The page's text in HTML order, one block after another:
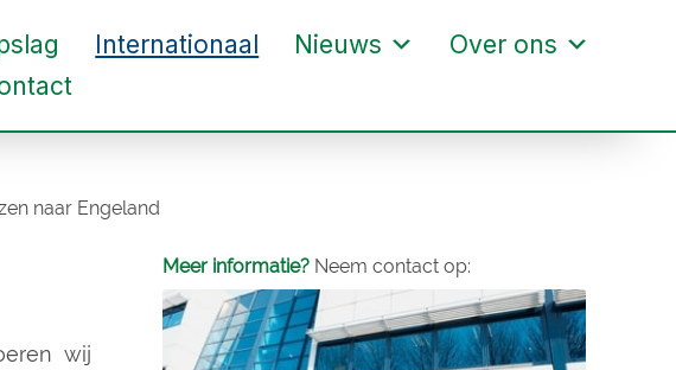
Internationaal Nieuws
Over ons
naar Engeland
wij
Meer informatie?Neem contact op: